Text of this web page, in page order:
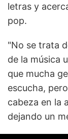
letras y
pop.
"No se trata
de la música
que mucha
escucha,
cabeza en la
dejando un